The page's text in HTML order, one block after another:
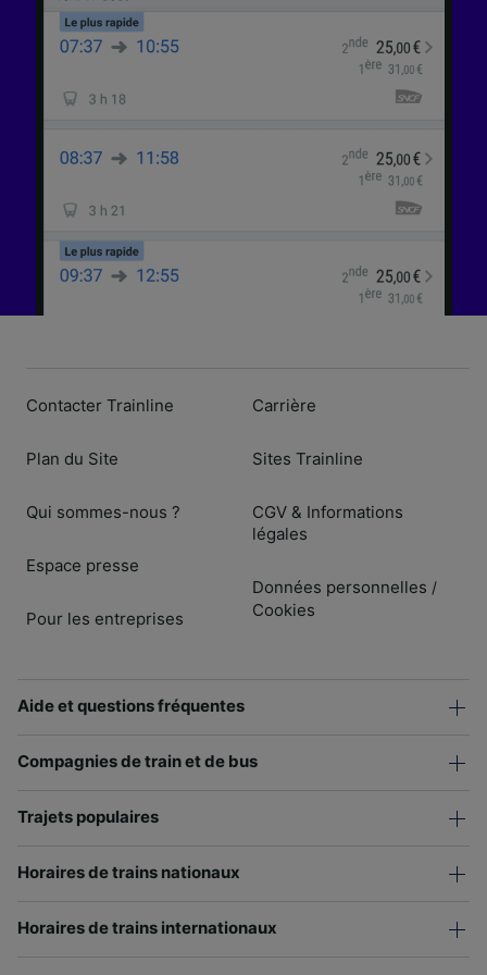
Contacter Trainline
Plan du Site
Qui sommes-nous ?
Espace presse
Pour les entreprises
Carrière
Sites Trainline
CGV & Informations
légales
Données personnelles /
Cookies
Aide et questions fréquentes
Compagnies de train et de bus
Trajets populaires
Horaires de trains nationaux
Horaires de trains internationaux
l’identification. Stocker et/ou accéder à des
informations sur un appareil. Publicités et
performance des publicités et du contenu,
études d’audience et développement de
Liste de nos partenaires (fournisseurs)